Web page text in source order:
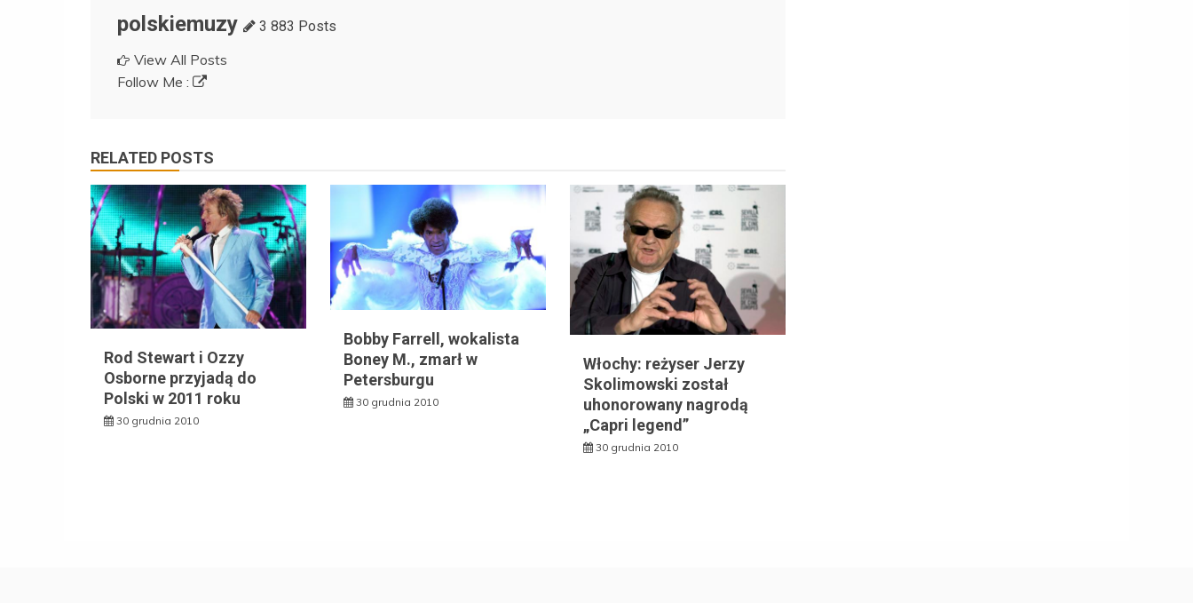
polskiemuzy 3 883 Posts
View All Posts
Follow Me :
RELATED POSTS
Rod Stewart i Ozzy
Osborne przyjadą do
Polski w 2011 roku
30 grudnia 2010
Bobby Farrell, wokalista
Boney M., zmarł w
Petersburgu
30 grudnia 2010
Włochy: reżyser Jerzy
Skolimowski został
uhonorowany nagrodą
„Capri legend”
30 grudnia 2010